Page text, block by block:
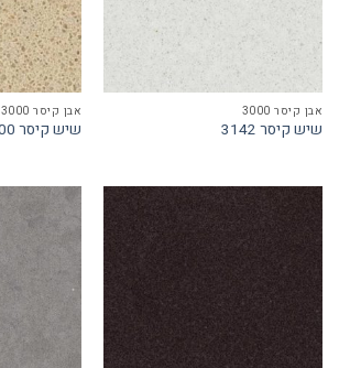
אבן קיסר 3000
שיש קיסר 3142
אבן קיסר 3000
שיש קיסר 3200